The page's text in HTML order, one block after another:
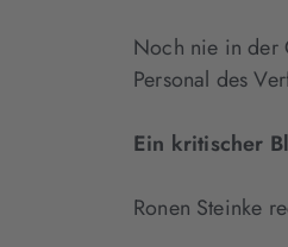
Noch nie in der
Personal des
Ein kritischer
Ronen Steinke